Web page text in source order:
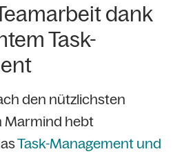
dank
Task-
den nützlichsten
Marmind hebt
Task-Management und